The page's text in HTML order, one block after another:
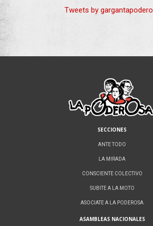
Tweets by gargantapodero
SECCIONES
ANTE TODO
LA MIRADA
CONSCIENTE COLECTIVO
SUBITE A LA MOTO
ASOCIATE A LA PODEROSA
ASAMBLEAS NACIONALES